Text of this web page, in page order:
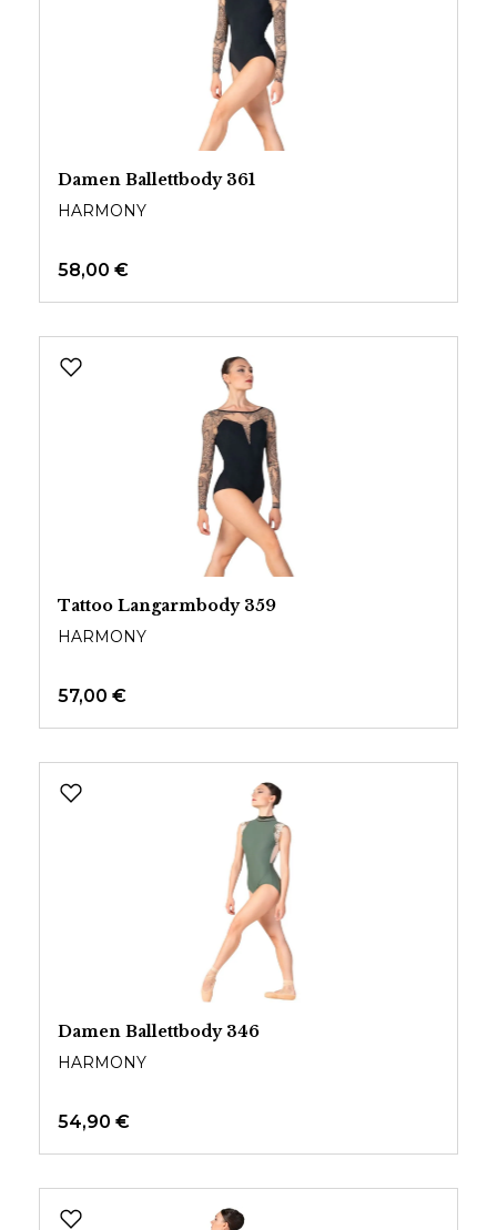
Damen Ballettbody 361
HARMONY
58,00 €
Tattoo Langarmbody 359
HARMONY
57,00 €
Damen Ballettbody 346
HARMONY
54,90 €